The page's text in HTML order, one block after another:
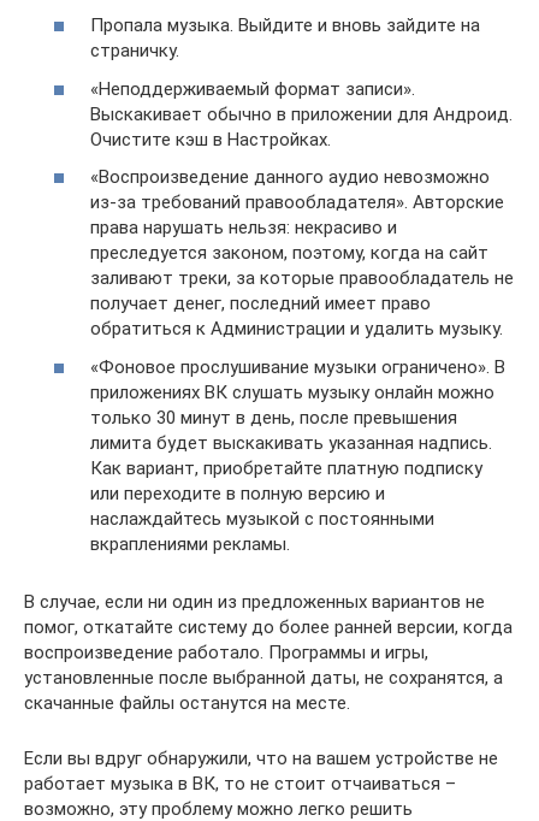
Пропала музыка. Выйдите и вновь зайдите на
страничку.
«Неподдерживаемый формат записи».
Выскакивает обычно в приложении для Андроид.
Очистите кэш в Настройках.
«Воспроизведение данного аудио невозможно
из-за требований правообладателя». Авторские
права нарушать нельзя: некрасиво и
преследуется законом, поэтому, когда на сайт
заливают треки, за которые правообладатель не
получает денег, последний имеет право
обратиться к Администрации и удалить музыку.
«Фоновое прослушивание музыки ограничено». В
приложениях ВК слушать музыку онлайн можно
только 30 минут в день, после превышения
лимита будет выскакивать указанная надпись.
Как вариант, приобретайте платную подписку
или переходите в полную версию и
наслаждайтесь музыкой с постоянными
вкраплениями рекламы.
В случае, если ни один из предложенных вариантов не
помог, откатайте систему до более ранней версии, когда
воспроизведение работало. Программы и игры,
установленные после выбранной даты, не сохранятся, а
скачанные файлы останутся на месте.
Если вы вдруг обнаружили, что на вашем устройстве не
работает музыка в ВК, то не стоит отчаиваться –
возможно, эту проблему можно легко решить